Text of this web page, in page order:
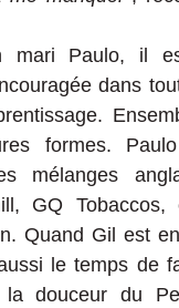
mari Paulo, il
dans
formes.
mélanges
GQ
Quand Gil est
le temps de
la douceur du